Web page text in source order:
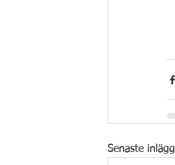
Senaste inlägg